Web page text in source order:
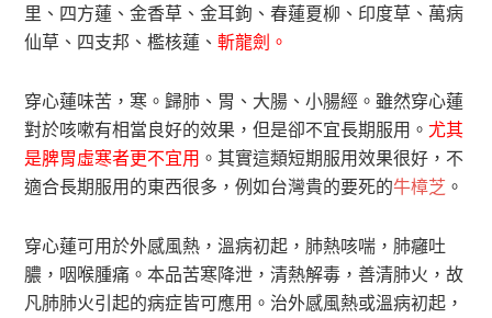
里、四方蓮、金香草、金耳鉤、春蓮夏柳、印度草、萬病
仙草、四支邦、檻核蓮、斬龍劍。
穿心蓮味苦，寒。歸肺、胃、大腸、小腸經。雖然穿心蓮
對於咳嗽有相當良好的效果，但是卻不宜長期服用。尤其
是脾胃虛寒者更不宜用 。其實這類短期服用效果很好，不
適合長期服用的東西很多，例如台灣貴的要死的牛樟芝 。
穿心蓮可用於外感風熱，溫病初起，肺熱咳喘，肺癰吐
膿，咽喉腫痛。本品苦寒降泄，清熱解毒，善清肺火，故
凡肺肺火引起的病症皆可應用。治外感風熱或溫病初起，